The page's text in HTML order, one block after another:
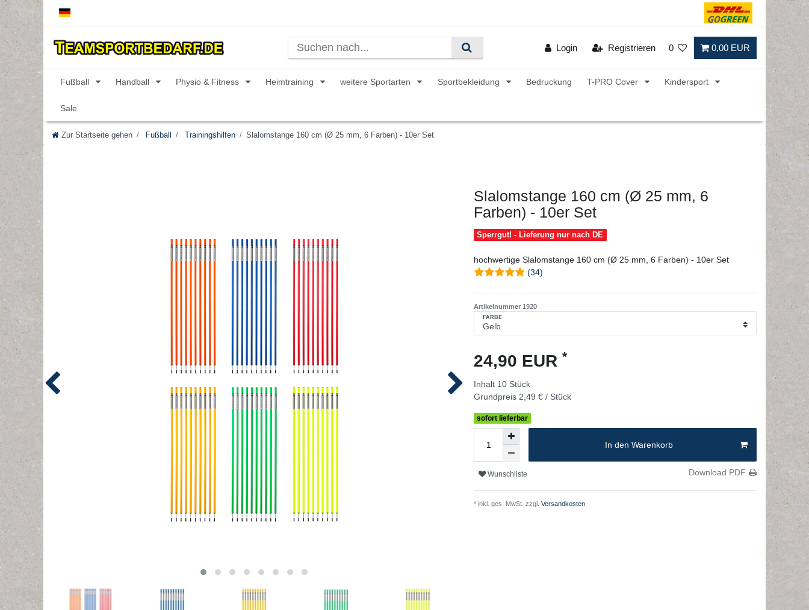
Login Registrieren 0 0,00 EUR
Fußball Handball Physio & Fitness Heimtraining weitere Sportarten Sportbekleidung Bedruckung T-PRO Cover Kindersport
Sale
Zur Startseite gehen Fußball Trainingshilfen Slalomstange 160 cm (Ø 25 mm, 6 Farben) - 10er Set
Slalomstange 160 cm (Ø 25 mm, 6
Farben) - 10er Set
Sperrgut! - Lieferung nur nach DE
hochwertige Slalomstange 160 cm (Ø 25 mm, 6 Farben) - 10er Set
(34)
Artikelnummer 1920
FARBE
24,90 EUR *
Inhalt 10 Stück
Grundpreis 2,49 € / Stück
sofort lieferbar
In den Warenkorb
Wunschliste Download PDF
* inkl. ges. MwSt. zzgl. Versandkosten